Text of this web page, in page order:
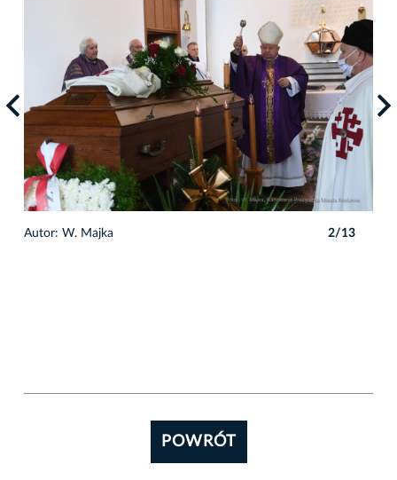
Autor: W. Majka 2/13
POWRÓT